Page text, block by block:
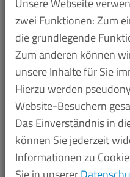
einen Geldpreis und -
diese sympathisch
im Jahr 2014 erstmals
einem Absolventen der
Tom's Drag. Die
Oktober zu Beginn des
Preis wurde nach Dr.
langjährigen
Freunde der Universität
Ehrensenator der
Unsere Webseite
zwei Funktionen: Zum
die grundlegende
Zum anderen können
unsere Inhalte für Sie
Hierzu werden
Website-Besuchern
Das Einverständnis in
können Sie jederzeit
Informationen zu